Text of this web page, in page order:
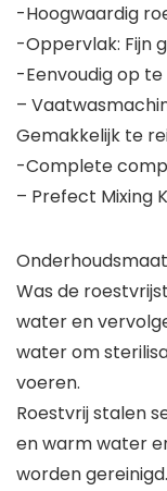
-Hoogwaardig
-Oppervlak: Fijn
-Eenvoudig op
–
Gemakkelijk te
-Complete
– Prefect Mixing
Was de
water en
water om
voeren.
Roestvrij stalen
en warm water
worden